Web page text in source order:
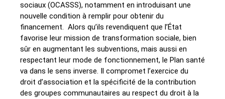
sociaux (OCASSS), notamment en introduisant une
nouvelle condition à remplir pour obtenir du
financement. Alors qu’ils revendiquent que l’État
favorise leur mission de transformation sociale, bien
sûr en augmentant les subventions, mais aussi en
respectant leur mode de fonctionnement, le Plan santé
va dans le sens inverse. Il compromet l’exercice du
droit d’association et la spécificité de la contribution
des groupes communautaires au respect du droit à la